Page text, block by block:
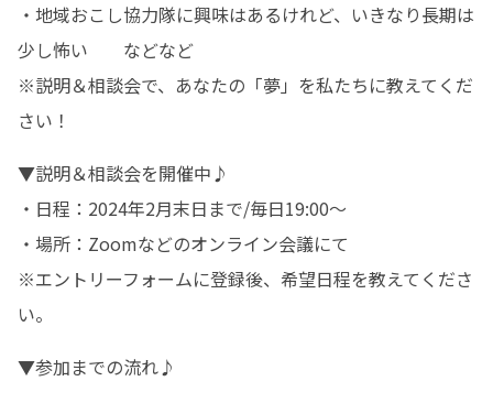
・地域おこし協力隊に興味はあるけれど、いきなり長期は
少し怖い　　などなど
※説明＆相談会で、あなたの「夢」を私たちに教えてくだ
さい！
▼説明＆相談会を開催中♪
・日程：2024年2月末日まで/毎日19:00〜
・場所：Zoomなどのオンライン会議にて
※エントリーフォームに登録後、希望日程を教えてくださ
い。
▼参加までの流れ♪